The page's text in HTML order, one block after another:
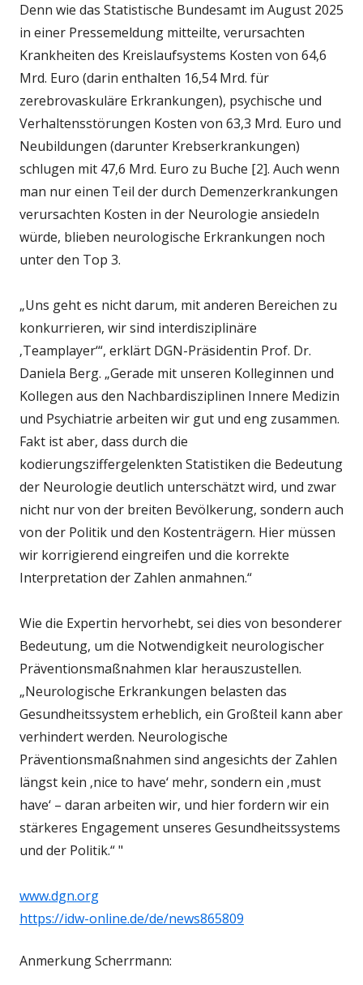
Denn wie das Statistische Bundesamt im August 2025
in einer Pressemeldung mitteilte, verursachten
Krankheiten des Kreislaufsystems Kosten von 64,6
Mrd. Euro (darin enthalten 16,54 Mrd. für
zerebrovaskuläre Erkrankungen), psychische und
Verhaltensstörungen Kosten von 63,3 Mrd. Euro und
Neubildungen (darunter Krebserkrankungen)
schlugen mit 47,6 Mrd. Euro zu Buche [2]. Auch wenn
man nur einen Teil der durch Demenzerkrankungen
verursachten Kosten in der Neurologie ansiedeln
würde, blieben neurologische Erkrankungen noch
unter den Top 3.
„Uns geht es nicht darum, mit anderen Bereichen zu
konkurrieren, wir sind interdisziplinäre
‚Teamplayer‘“, erklärt DGN-Präsidentin Prof. Dr.
Daniela Berg. „Gerade mit unseren Kolleginnen und
Kollegen aus den Nachbardisziplinen Innere Medizin
und Psychiatrie arbeiten wir gut und eng zusammen.
Fakt ist aber, dass durch die
kodierungsziffergelenkten Statistiken die Bedeutung
der Neurologie deutlich unterschätzt wird, und zwar
nicht nur von der breiten Bevölkerung, sondern auch
von der Politik und den Kostenträgern. Hier müssen
wir korrigierend eingreifen und die korrekte
Interpretation der Zahlen anmahnen.“
Wie die Expertin hervorhebt, sei dies von besonderer
Bedeutung, um die Notwendigkeit neurologischer
Präventionsmaßnahmen klar herauszustellen.
„Neurologische Erkrankungen belasten das
Gesundheitssystem erheblich, ein Großteil kann aber
verhindert werden. Neurologische
Präventionsmaßnahmen sind angesichts der Zahlen
längst kein ‚nice to have‘ mehr, sondern ein ‚must
have‘ – daran arbeiten wir, und hier fordern wir ein
stärkeres Engagement unseres Gesundheitssystems
und der Politik.“ "
www.dgn.org
https://idw-online.de/de/news865809
Anmerkung Scherrmann: